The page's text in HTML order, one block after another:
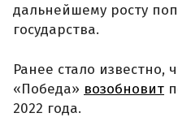
дальнейшему росту
государства.
Ранее стало известно,
«Победа» возобновит
2022 года.